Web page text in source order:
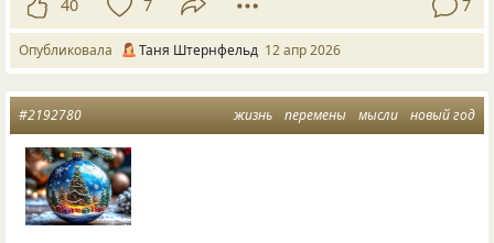
40 7 7
Опубликовала Таня Штернфельд 12 апр 2026
жизнь перемены мысли новый год
#2192780